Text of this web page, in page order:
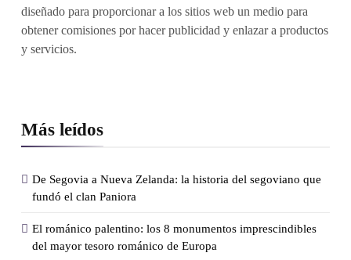
diseñado para proporcionar a los sitios web un medio para
obtener comisiones por hacer publicidad y enlazar a productos
y servicios.
Más leídos
De Segovia a Nueva Zelanda: la historia del segoviano que
fundó el clan Paniora
El románico palentino: los 8 monumentos imprescindibles
del mayor tesoro románico de Europa